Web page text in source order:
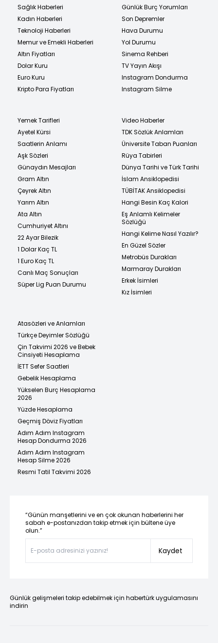
Sağlık Haberleri
Kadın Haberleri
Teknoloji Haberleri
Memur ve Emekli Haberleri
Altın Fiyatları
Dolar Kuru
Euro Kuru
Kripto Para Fiyatları
Günlük Burç Yorumları
Son Depremler
Hava Durumu
Yol Durumu
Sinema Rehberi
TV Yayın Akışı
Instagram Dondurma
Instagram Silme
Yemek Tarifleri
Ayetel Kürsi
Saatlerin Anlamı
Aşk Sözleri
Günaydın Mesajları
Gram Altın
Çeyrek Altın
Yarım Altın
Ata Altın
Cumhuriyet Altını
22 Ayar Bilezik
1 Dolar Kaç TL
1 Euro Kaç TL
Canlı Maç Sonuçları
Süper Lig Puan Durumu
Video Haberler
TDK Sözlük Anlamları
Üniversite Taban Puanları
Rüya Tabirleri
Dünya Tarihi ve Türk Tarihi
İslam Ansiklopedisi
TÜBİTAK Ansiklopedisi
Hangi Besin Kaç Kalori
Eş Anlamlı Kelimeler
Sözlüğü
Hangi Kelime Nasıl Yazılır?
En Güzel Sözler
Metrobüs Durakları
Marmaray Durakları
Erkek İsimleri
Kız İsimleri
Atasözleri ve Anlamları
Türkçe Deyimler Sözlüğü
Çin Takvimi 2026 ve Bebek
Cinsiyeti Hesaplama
İETT Sefer Saatleri
Gebelik Hesaplama
Yükselen Burç Hesaplama
2026
Yüzde Hesaplama
Geçmiş Döviz Fiyatları
Adım Adım Instagram
Hesap Dondurma 2026
Adım Adım Instagram
Hesap Silme 2026
Resmi Tatil Takvimi 2026
“Günün manşetlerini ve en çok okunan haberlerini her
sabah e-postanızdan takip etmek için bültene üye
olun.”
Kaydet
Günlük gelişmeleri takip edebilmek için habertürk uygulamasını
indirin